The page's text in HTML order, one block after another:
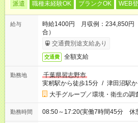
派遣 職種未経験OK ブランクOK WEB
給与
時給1400円 月収例：234,850円
合）
交通費別途支給あり
交通費 全額支給
勤務地
千葉県習志野市
実籾駅から徒歩15分 / 津田沼駅
大手グループ／環境・衛生の調
勤務時間 08:50～17:20(実働7時間45分 休